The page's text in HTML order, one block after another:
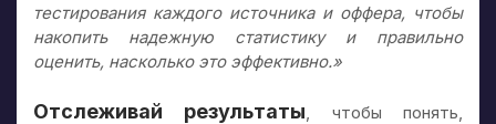
тестирования каждого источника и оффера, чтобы
накопить надежную статистику и правильно
оценить, насколько это эффективно.»
Отслеживай результаты , чтобы понять,